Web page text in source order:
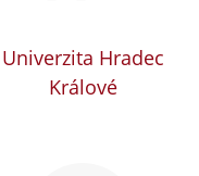
Univerzita Hradec
Králové